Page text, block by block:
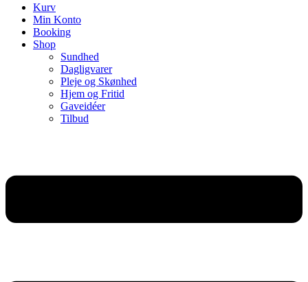
Kurv
Min Konto
Booking
Shop
Sundhed
Dagligvarer
Pleje og Skønhed
Hjem og Fritid
Gaveidéer
Tilbud